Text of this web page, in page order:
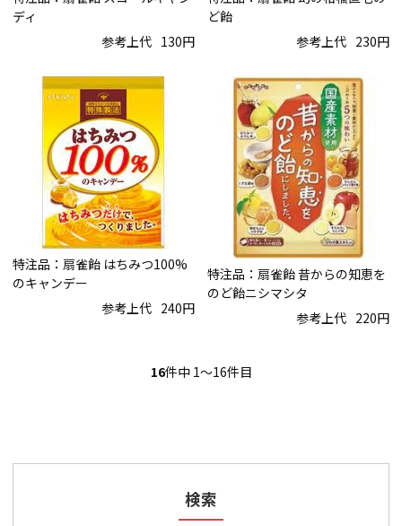
ディ
参考上代 130円
ど飴
参考上代 230円
特注品：扇雀飴 はちみつ100%
のキャンデー
参考上代 240円
特注品：扇雀飴 昔からの知恵を
のど飴ニシマシタ
参考上代 220円
16件中 1〜16件目
検索